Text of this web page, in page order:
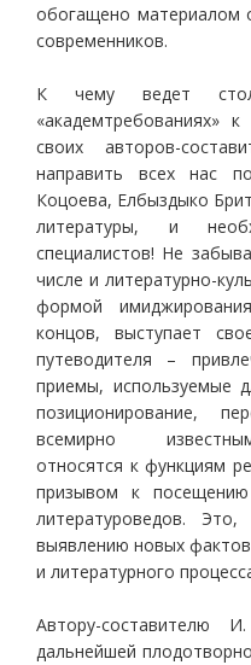
обогащено материалом
современников.
К чему ведет
«академтребованиях»
своих авторов-
направить всех нас
Коцоева, Елбыздыко
литературы, и
специалистов! Не
числе и литературно-
формой
концов, выступает
путеводителя –
приемы, используемые
позиционирование,
всемирно
относятся к функциям
призывом к посещению
литературоведов.
выявлению новых
и литературного
Автору-составителю
дальнейшей